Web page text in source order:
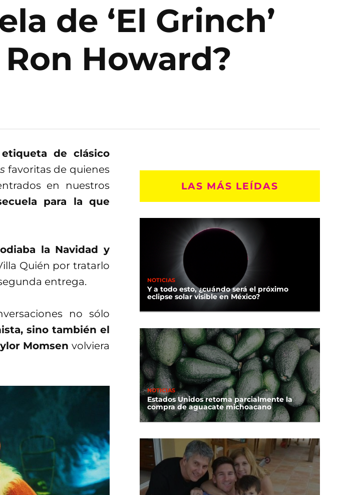
de ‘El Grinch’
Howard?
de clásico
favoritas de quienes
en nuestros
para la que
la Navidad y
Quién por tratarlo
entrega.
no sólo
sino también el
Momsen volviera
LAS MÁS LEÍDAS
NOTICIAS
Y a todo esto, ¿cuándo será el próximo
eclipse solar visible en México?
NOTICIAS
Estados Unidos retoma parcialmente la
compra de aguacate michoacano